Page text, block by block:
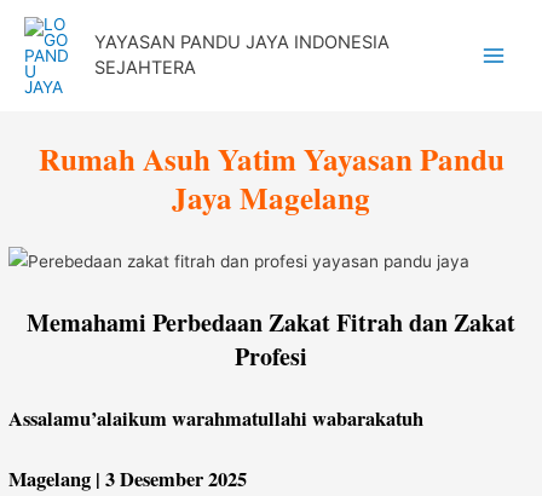
Lewati
konten
YAYASAN PANDU JAYA INDONESIA
SEJAHTERA
Rumah Asuh Yatim Yayasan Pandu
Jaya Magelang
Memahami Perbedaan Zakat Fitrah dan Zakat
Profesi
Assalamu’alaikum warahmatullahi wabarakatuh
Magelang | 3 Desember 2025